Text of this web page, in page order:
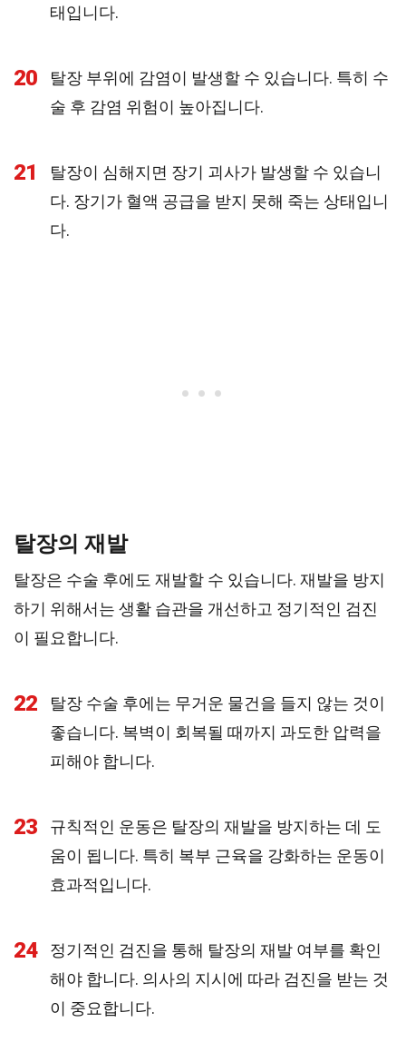
태입니다.
20
탈장 부위에 감염이 발생할 수 있습니다. 특히 수
술 후 감염 위험이 높아집니다.
21
탈장이 심해지면 장기 괴사가 발생할 수 있습니
다. 장기가 혈액 공급을 받지 못해 죽는 상태입니
다.
탈장의 재발
탈장은 수술 후에도 재발할 수 있습니다. 재발을 방지
하기 위해서는 생활 습관을 개선하고 정기적인 검진
이 필요합니다.
22
탈장 수술 후에는 무거운 물건을 들지 않는 것이
좋습니다. 복벽이 회복될 때까지 과도한 압력을
피해야 합니다.
23
규칙적인 운동은 탈장의 재발을 방지하는 데 도
움이 됩니다. 특히 복부 근육을 강화하는 운동이
효과적입니다.
24
정기적인 검진을 통해 탈장의 재발 여부를 확인
해야 합니다. 의사의 지시에 따라 검진을 받는 것
이 중요합니다.